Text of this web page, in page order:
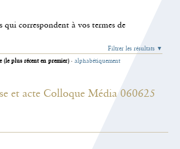
qui correspondent à vos termes de
Filtrer les résultats
(le plus récent en premier) · alphabétiquement
et acte Colloque Média 060625